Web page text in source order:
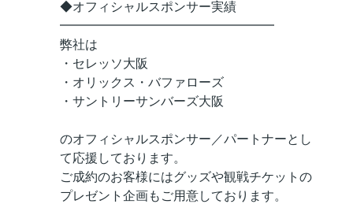
◆オフィシャルスポンサー実績
━━━━━━━━━━━━━━━━━
弊社は
・セレッソ大阪
・オリックス・バファローズ
・サントリーサンバーズ大阪
のオフィシャルスポンサー／パートナーとし
て応援しております。
ご成約のお客様にはグッズや観戦チケットの
プレゼント企画もご用意しております。